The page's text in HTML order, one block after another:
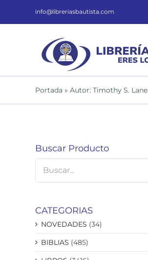
info@libreriasbautista.com
Portada » Autor: Timothy S. Lane
Buscar Producto
CATEGORIAS
NOVEDADES (34)
BIBLIAS (485)